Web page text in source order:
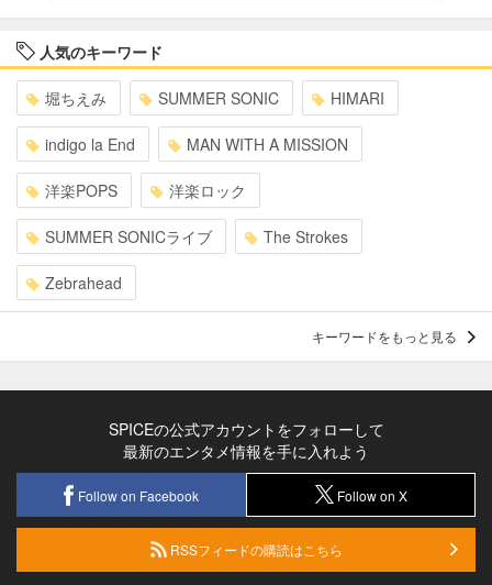
人気のキーワード
堀ちえみ SUMMER SONIC HIMARI
indigo la End MAN WITH A MISSION
洋楽POPS 洋楽ロック
SUMMER SONICライブ The Strokes
Zebrahead
キーワードをもっと見る
SPICEの公式アカウントをフォローして
最新のエンタメ情報を手に入れよう
Follow on Facebook Follow on X
RSSフィードの購読はこちら